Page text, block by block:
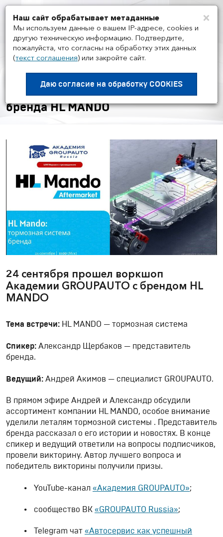
НОВОСТИ ГРУППЫ И РЫНКА
Воркшоп Академии
GROUPAUTO с представителем
бренда HL MANDO
24 сентября прошел воркшоп
Академии GROUPAUTO с брендом HL
MANDO
Тема встречи: HL MANDO — тормозная система
Спикер: Александр Щербаков — представитель
бренда.
Ведущий: Андрей Акимов — специалист GROUPAUTO.
В прямом эфире Андрей и Александр обсудили
ассортимент компании НL MANDO, особое внимание
уделили леталям тормозной системы . Представитель
бренда рассказал о его истории и новостях. В конце
спикер и ведущий ответили на вопросы подписчиков,
провели викторину. Автор лучшего вопроса и
победитель викторины получили призы.
YouTube-канал «Академия GROUPAUTO»;
сообщество ВК «GROUPAUTO Russia»;
Telegram чат «Автосервис как успешный
×
Наш сайт обрабатывает метаданные
Мы используем данные о вашем IP-адресе, cookies и
другую техническую информацию. Подтвердите,
пожалуйста, что согласны на обработку этих данных
(текст соглашения) или закройте сайт.
Даю согласие на обработку COOKIES